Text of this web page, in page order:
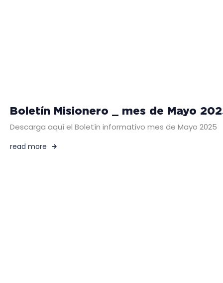
Boletín Misionero _ mes de Mayo
Descarga aquí el Boletín informativo mes de Mayo 2025
read more